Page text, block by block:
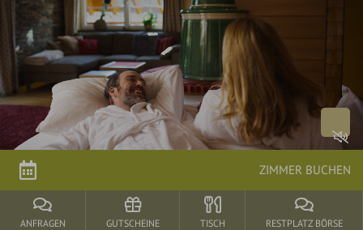
ZIMMER BUCHEN
ANFRAGEN GUTSCHEINE TISCH RESTPLATZ BÖRSE
Restplatzbörse
Arrangements
parkSPA
Genuss
&
Feiern